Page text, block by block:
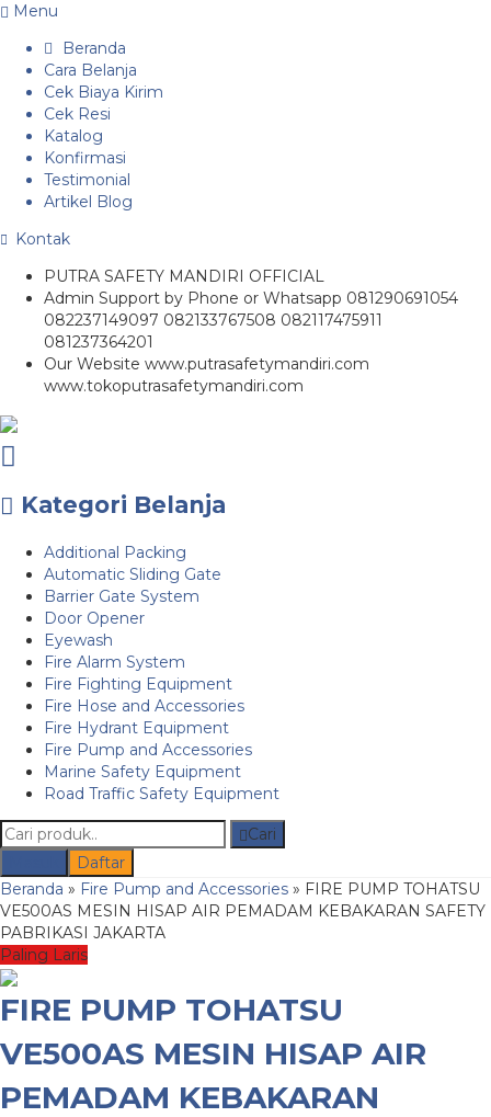
Menu
Beranda
Cara Belanja
Cek Biaya Kirim
Cek Resi
Katalog
Konfirmasi
Testimonial
Artikel Blog
Kontak
PUTRA SAFETY MANDIRI OFFICIAL
Admin Support by Phone or Whatsapp 081290691054
082237149097 082133767508 082117475911
081237364201
Our Website www.putrasafetymandiri.com
www.tokoputrasafetymandiri.com
Kategori Belanja
Additional Packing
Automatic Sliding Gate
Barrier Gate System
Door Opener
Eyewash
Fire Alarm System
Fire Fighting Equipment
Fire Hose and Accessories
Fire Hydrant Equipment
Fire Pump and Accessories
Marine Safety Equipment
Road Traffic Safety Equipment
Cari
Daftar
Beranda » Fire Pump and Accessories » FIRE PUMP TOHATSU
VE500AS MESIN HISAP AIR PEMADAM KEBAKARAN SAFETY
PABRIKASI JAKARTA
Paling Laris
FIRE PUMP TOHATSU
VE500AS MESIN HISAP AIR
PEMADAM KEBAKARAN